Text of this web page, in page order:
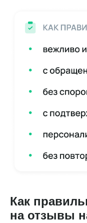
Как
на отзывы